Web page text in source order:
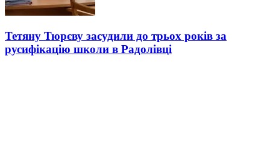
Тетяну Тюрєву засудили до трьох років за
русифікацію школи в Радолівці